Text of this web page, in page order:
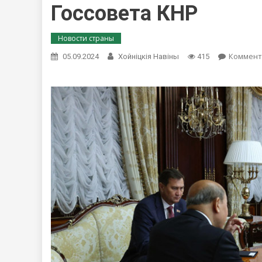
Госсовета КНР
Новости страны
05.09.2024 Хойнiцкiя Навiны 415